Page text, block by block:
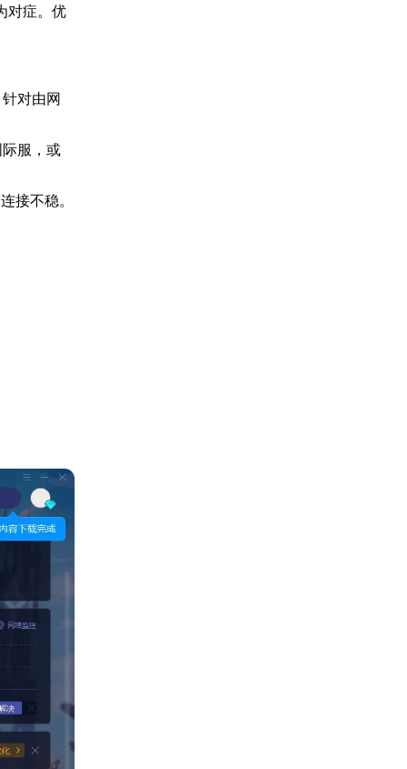
对症。优
对由网
服，或
接不稳。